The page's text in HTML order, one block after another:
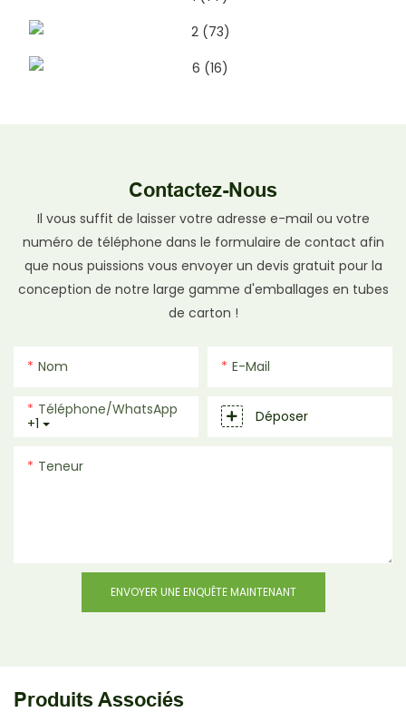
Contactez-Nous
Il vous suffit de laisser votre adresse e-mail ou votre
numéro de téléphone dans le formulaire de contact afin
que nous puissions vous envoyer un devis gratuit pour la
conception de notre large gamme d'emballages en tubes
de carton !
Nom E-Mail
+1
Téléphone/WhatsApp Déposer
Teneur
ENVOYER UNE ENQUÊTE MAINTENANT
Produits Associés